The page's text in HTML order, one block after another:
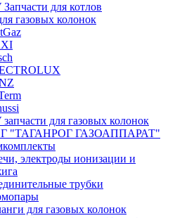
для котлов
газовых колонок
для газовых колонок
"ТАГАНРОГ ГАЗОАППАРАТ"
электроды ионизации и
трубки
для газовых колонок